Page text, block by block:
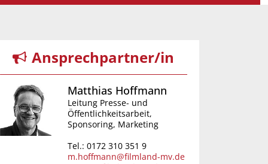
Ansprechpartner/in
Matthias Hoffmann
Leitung Presse- und
Öffentlichkeitsarbeit,
Sponsoring, Marketing
Tel.: 0172 310 351 9
m.hoffmann@filmland-mv.de